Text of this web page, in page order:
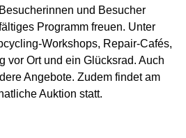
und Besucher
Programm freuen. Unter
Workshops, Repair-Cafés,
vor Ort und ein Glücksrad. Auch
Angebote. Zudem findet am
Auktion statt.